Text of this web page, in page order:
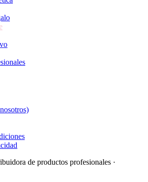
de productos profesionales ·